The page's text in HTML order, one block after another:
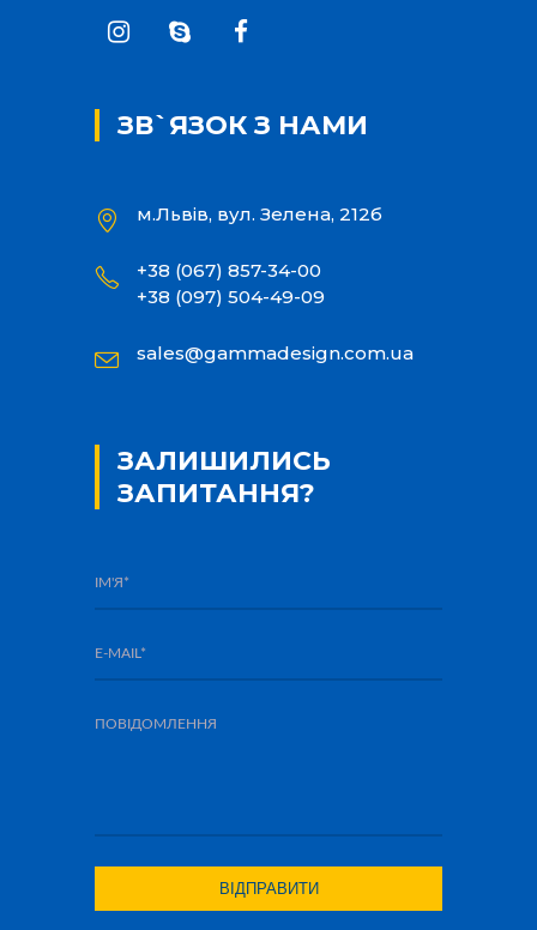
ЗВ`ЯЗОК З НАМИ
м.Львів, вул. Зелена, 212б
+38 (067) 857-34-00
+38 (097) 504-49-09
sales@gammadesign.com.ua
ЗАЛИШИЛИСЬ
ЗАПИТАННЯ?